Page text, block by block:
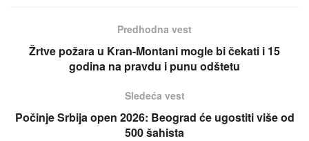
Predhodna vest
Žrtve požara u Kran-Montani mogle bi čekati i 15
godina na pravdu i punu odštetu
Sledeća vest
Počinje Srbija open 2026: Beograd će ugostiti više od
500 šahista